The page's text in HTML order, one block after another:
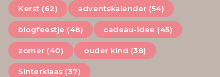
Kerst (62) adventskalender (54)
blogfeestje (48) cadeau-idee (45)
zomer (40) ouder kind (38)
Sinterklaas (37)